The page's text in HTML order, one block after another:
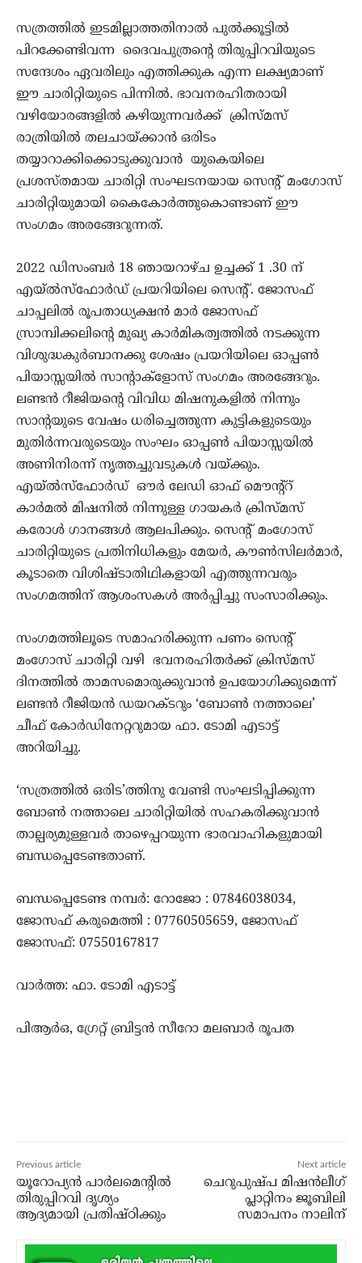
സത്രത്തിൽ ഇടമില്ലാത്തതിനാൽ പുൽക്കൂട്ടിൽ
പിറക്കേണ്ടിവന്ന ദൈവപുത്രന്റെ തിരുപ്പിറവിയുടെ
സന്ദേശം ഏവരിലും എത്തിക്കുക എന്ന ലക്ഷ്യമാണ്
ഈ ചാരിറ്റിയുടെ പിന്നിൽ. ഭാവനരഹിതരായി
വഴിയോരങ്ങളിൽ കഴിയുന്നവർക്ക് ക്രിസ്മസ്
രാത്രിയിൽ തലചായ്ക്കാൻ ഒരിടം
തയ്യാറാക്കിക്കൊടുക്കുവാൻ യുകെയിലെ
പ്രശസ്തമായ ചാരിറ്റി സംഘടനയായ സെന്റ് മംഗോസ്
ചാരിറ്റിയുമായി കൈകോർത്തുകൊണ്ടാണ് ഈ
സംഗമം അരങ്ങേറുന്നത്.
2022 ഡിസംബർ 18 ഞായറാഴ്ച ഉച്ചക്ക് 1 .30 ന്
എയ്‌ൽസ്‌ഫോർഡ് പ്രയറിയിലെ സെന്റ്. ജോസഫ്
ചാപ്പലിൽ രൂപതാധ്യക്ഷൻ മാർ ജോസഫ്
സ്രാമ്പിക്കലിന്റെ മുഖ്യ കാർമികത്വത്തിൽ നടക്കുന്ന
വിശുദ്ധകുർബാനക്കു ശേഷം പ്രയറിയിലെ ഓപ്പൺ
പിയാസ്സയിൽ സാന്റാക്ളോസ് സംഗമം അരങ്ങേറും.
ലണ്ടൻ റീജിയന്റെ വിവിധ മിഷനുകളിൽ നിന്നും
സാന്റയുടെ വേഷം ധരിച്ചെത്തുന്ന കുട്ടികളുടെയും
മുതിർന്നവരുടെയും സംഘം ഓപ്പൺ പിയാസ്സയിൽ
അണിനിരന്ന് നൃത്തച്ചുവടുകൾ വയ്ക്കും.
എയ്‌ൽസ്‌ഫോർഡ് ഔർ ലേഡി ഓഫ് മൌന്റ്റ്
കാർമൽ മിഷനിൽ നിന്നുള്ള ഗായകർ ക്രിസ്മസ്
കരോൾ ഗാനങ്ങൾ ആലപിക്കും. സെന്റ് മംഗോസ്
ചാരിറ്റിയുടെ പ്രതിനിധികളും മേയർ, കൗൺസിലർമാർ,
കൂടാതെ വിശിഷ്ടാതിഥികളായി എത്തുന്നവരും
സംഗമത്തിന് ആശംസകൾ അർപ്പിച്ചു സംസാരിക്കും.
സംഗമത്തിലൂടെ സമാഹരിക്കുന്ന പണം സെന്റ്
മംഗോസ് ചാരിറ്റി വഴി ഭവനരഹിതർക്ക് ക്രിസ്മസ്
ദിനത്തിൽ താമസമൊരുക്കുവാൻ ഉപയോഗിക്കുമെന്ന്
ലണ്ടൻ റീജിയൻ ഡയറക്ടറും ‘ബോൺ നത്താലെ’
ചീഫ് കോർഡിനേറ്ററുമായ ഫാ. ടോമി എടാട്ട്
അറിയിച്ചു.
‘സത്രത്തിൽ ഒരിട’ത്തിനു വേണ്ടി സംഘടിപ്പിക്കുന്ന
ബോൺ നത്താലെ ചാരിറ്റിയിൽ സഹകരിക്കുവാൻ
താല്പര്യമുള്ളവർ താഴെപ്പറയുന്ന ഭാരവാഹികളുമായി
ബന്ധപ്പെടേണ്ടതാണ്.
ബന്ധപ്പെടേണ്ട നമ്പർ: റോജോ : 07846038034,
ജോസഫ് കരുമെത്തി : 07760505659, ജോസഫ്
ജോസഫ്: 07550167817
വാർത്ത: ഫാ. ടോമി എടാട്ട്
പിആർഒ, ഗ്രേറ്റ് ബ്രിട്ടൻ സീറോ മലബാർ രൂപത
Previous article
യൂറോപ്യന്‍ പാര്‍ലമെന്റില്‍
തിരുപ്പിറവി ദൃശ്യം
ആദ്യമായി പ്രതിഷ്ഠിക്കും
Next article
ചെറുപുഷ്പ മിഷന്‍ലീഗ്
പ്ലാറ്റിനം ജൂബിലി
സമാപനം നാലിന്